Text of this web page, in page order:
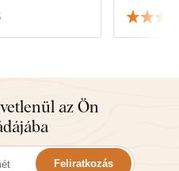
utoljára,
az Ön
Feliratkozás